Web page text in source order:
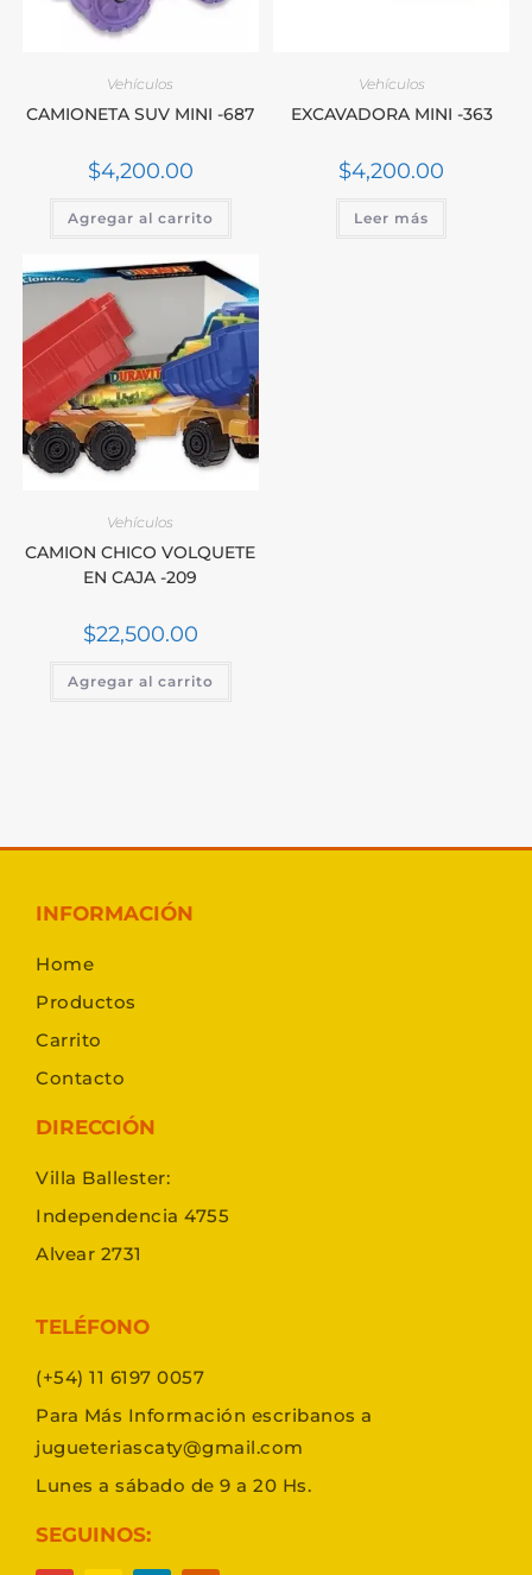
Vehículos
CAMIONETA SUV MINI -687
$4,200.00
Agregar al carrito
Vehículos
EXCAVADORA MINI -363
$4,200.00
Leer más
Vehículos
CAMION CHICO VOLQUETE
EN CAJA -209
$22,500.00
Agregar al carrito
INFORMACIÓN
Home
Productos
Carrito
Contacto
DIRECCIÓN
Villa Ballester:
Independencia 4755
Alvear 2731
TELÉFONO
(+54) 11 6197 0057
Para Más Información escribanos a
jugueteriascaty@gmail.com
Lunes a sábado de 9 a 20 Hs.
SEGUINOS: